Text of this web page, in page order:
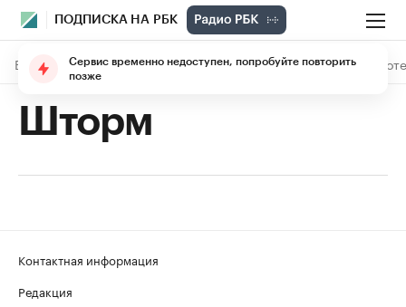
ПОДПИСКА НА РБК
В подписке Материалы Лекции The Economist
Шторм
Контактная информация
Редакция
Сервис временно недоступен, попробуйте повторить
позже